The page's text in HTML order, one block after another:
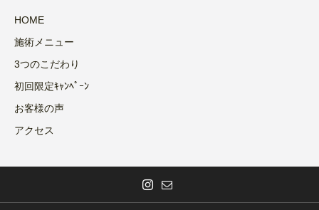
HOME
施術メニュー
3つのこだわり
初回限定ｷｬﾝﾍﾟｰﾝ
お客様の声
アクセス